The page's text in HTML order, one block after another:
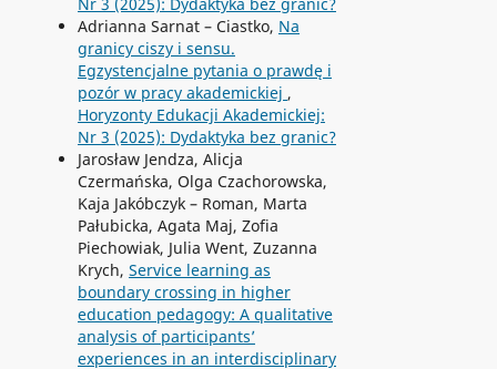
Adrianna Sarnat – Ciastko, Na
granicy ciszy i sensu.
Egzystencjalne pytania o prawdę i
pozór w pracy akademickiej ,
Horyzonty Edukacji Akademickiej:
Nr 3 (2025): Dydaktyka bez granic?
Jarosław Jendza, Alicja
Czermańska, Olga Czachorowska,
Kaja Jakóbczyk – Roman, Marta
Pałubicka, Agata Maj, Zofia
Piechowiak, Julia Went, Zuzanna
Krych, Service learning as
boundary crossing in higher
education pedagogy: A qualitative
analysis of participants’
experiences in an interdisciplinary